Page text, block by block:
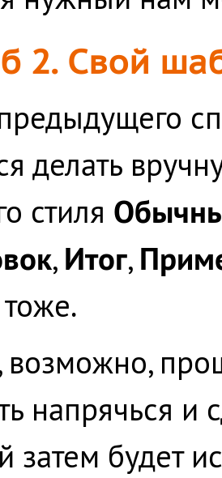
2. Свой
делать
стиля
, Итог,
возможно,
напрячься
затем будет